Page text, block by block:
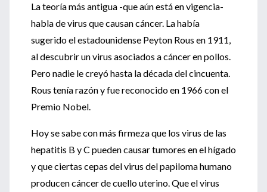
La teoría más antigua -que aún está en vigencia-
habla de virus que causan cáncer. La había
sugerido el estadounidense Peyton Rous en 1911,
al descubrir un virus asociados a cáncer en pollos.
Pero nadie le creyó hasta la década del cincuenta.
Rous tenía razón y fue reconocido en 1966 con el
Premio Nobel.
Hoy se sabe con más firmeza que los virus de las
hepatitis B y C pueden causar tumores en el hígado
y que ciertas cepas del virus del papiloma humano
producen cáncer de cuello uterino. Que el virus